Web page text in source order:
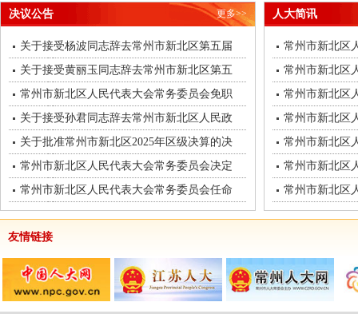
决议公告 更多>>
关于接受杨波同志辞去常州市新北区第五届
关于接受黄丽玉同志辞去常州市新北区第五
常州市新北区人民代表大会常务委员会免职
关于接受孙君同志辞去常州市新北区人民政
关于批准常州市新北区2025年区级决算的决
常州市新北区人民代表大会常务委员会决定
常州市新北区人民代表大会常务委员会任命
人大简讯
常州市新北区
常州市新北区
常州市新北区
常州市新北区
常州市新北区
常州市新北区
常州市新北区
友情链接